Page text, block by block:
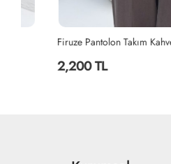
Firuze Pantolon Takım Kahverengi
2,200 TL